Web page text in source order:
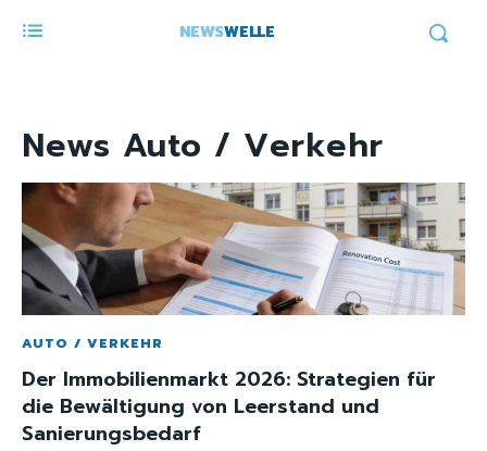
NEWSWELLE
News Auto / Verkehr
AUTO / VERKEHR
Der Immobilienmarkt 2026: Strategien für
die Bewältigung von Leerstand und
Sanierungsbedarf